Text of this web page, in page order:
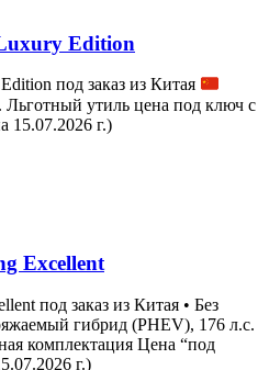
Edition
под заказ из Китая
Льготный утиль цена под ключ с
15.07.2026 г.)
Excellent
под заказ из Китая • Без
гибрид (PHEV), 176 л.с.
комплектация Цена “под
г.)